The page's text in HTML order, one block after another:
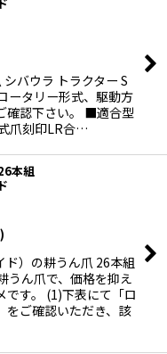
バウラ トラクター S
ータリー形式、駆動方
確認下さい。 ■適合型
爪刻印LR合…
本組
ド）の耕うん爪 26本組
うん爪で、価格を抑え
です。 (1)下表にて「ロ
をご確認いただき、該